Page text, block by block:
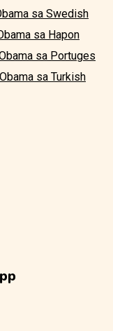
sa Swedish
sa Hapon
sa Portuges
sa Turkish